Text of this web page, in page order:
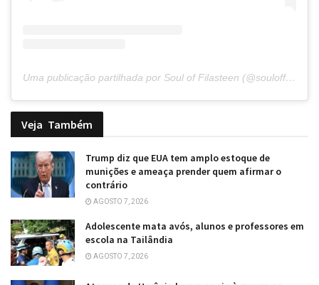
Uma publicação partilhada por Soul of Filasteen (@souloffilasteen)
Veja Também
Trump diz que EUA tem amplo estoque de
munições e ameaça prender quem afirmar o
contrário
AGOSTO 7, 2026
Adolescente mata avós, alunos e professores em
escola na Tailândia
AGOSTO 7, 2026